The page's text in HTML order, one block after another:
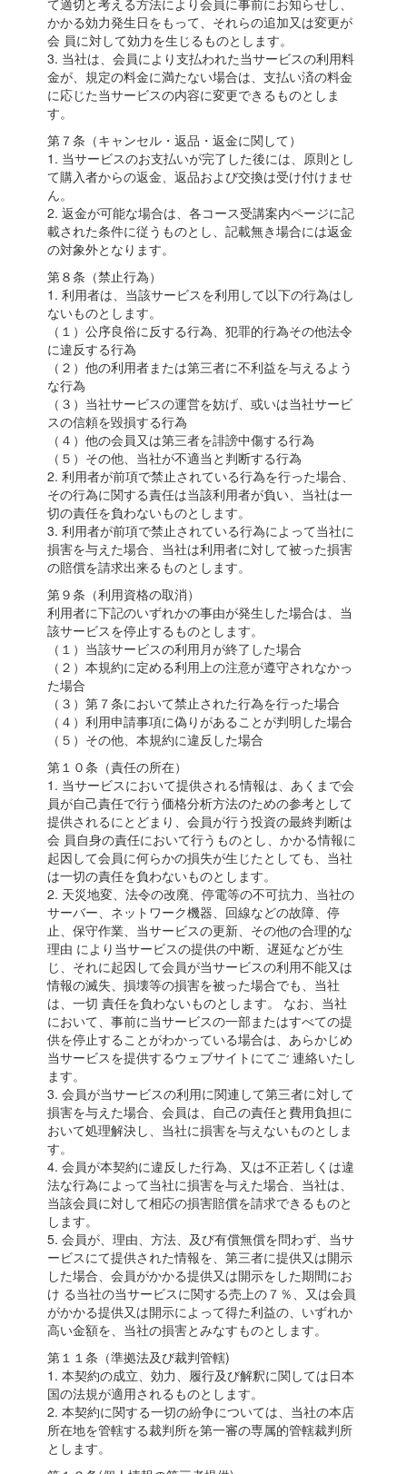
て適切と考える方法により会員に事前にお知らせし、
かかる効力発生日をもって、それらの追加又は変更が
会 員に対して効力を生じるものとします。
3. 当社は、会員により支払われた当サービスの利用料
金が、規定の料金に満たない場合は、支払い済の料金
に応じた当サービスの内容に変更できるものとしま
す。
第７条（キャンセル・返品・返金に関して）
1. 当サービスのお支払いが完了した後には、原則とし
て購入者からの返金、返品および交換は受け付けませ
ん。
2. 返金が可能な場合は、各コース受講案内ページに記
載された条件に従うものとし、記載無き場合には返金
の対象外となります。
第８条（禁止行為）
1. 利用者は、当該サービスを利用して以下の行為はし
ないものとします。
（１）公序良俗に反する行為、犯罪的行為その他法令
に違反する行為
（２）他の利用者または第三者に不利益を与えるよう
な行為
（３）当社サービスの運営を妨げ、或いは当社サービ
スの信頼を毀損する行為
（４）他の会員又は第三者を誹謗中傷する行為
（５）その他、当社が不適当と判断する行為
2. 利用者が前項で禁止されている行為を行った場合、
その行為に関する責任は当該利用者が負い、当社は一
切の責任を負わないものとします。
3. 利用者が前項で禁止されている行為によって当社に
損害を与えた場合、当社は利用者に対して被った損害
の賠償を請求出来るものとします。
第９条（利用資格の取消）
利用者に下記のいずれかの事由が発生した場合は、当
該サービスを停止するものとします。
（１）当該サービスの利用月が終了した場合
（２）本規約に定める利用上の注意が遵守されなかっ
た場合
（３）第７条において禁止された行為を行った場合
（４）利用申請事項に偽りがあることが判明した場合
（５）その他、本規約に違反した場合
第１０条（責任の所在）
1. 当サービスにおいて提供される情報は、あくまで会
員が自己責任で行う価格分析方法のための参考として
提供されるにとどまり、会員が行う投資の最終判断は
会 員自身の責任において行うものとし、かかる情報に
起因して会員に何らかの損失が生じたとしても、当社
は一切の責任を負わないものとします。
2. 天災地変、法令の改廃、停電等の不可抗力、当社の
サーバー、ネットワーク機器、回線などの故障、停
止、保守作業、当サービスの更新、その他の合理的な
理由 により当サービスの提供の中断、遅延などが生
じ、それに起因して会員が当サービスの利用不能又は
情報の滅失、損壊等の損害を被った場合でも、当社
は、一切 責任を負わないものとします。 なお、当社
において、事前に当サービスの一部またはすべての提
供を停止することがわかっている場合は、あらかじめ
当サービスを提供するウェブサイトにてご 連絡いたし
ます。
3. 会員が当サービスの利用に関連して第三者に対して
損害を与えた場合、会員は、自己の責任と費用負担に
おいて処理解決し、当社に損害を与えないものとしま
す。
4. 会員が本契約に違反した行為、又は不正若しくは違
法な行為によって当社に損害を与えた場合、当社は、
当該会員に対して相応の損害賠償を請求できるものと
します。
5. 会員が、理由、方法、及び有償無償を問わず、当サ
ービスにて提供された情報を、第三者に提供又は開示
した場合、会員がかかる提供又は開示をした期間にお
け る当社の当サービスに関する売上の７％、又は会員
がかかる提供又は開示によって得た利益の、いずれか
高い金額を、当社の損害とみなすものとします。
第１１条（準拠法及び裁判管轄)
1. 本契約の成立、効力、履行及び解釈に関しては日本
国の法規が適用されるものとします。
2. 本契約に関する一切の紛争については、当社の本店
所在地を管轄する裁判所を第一審の専属的管轄裁判所
とします。